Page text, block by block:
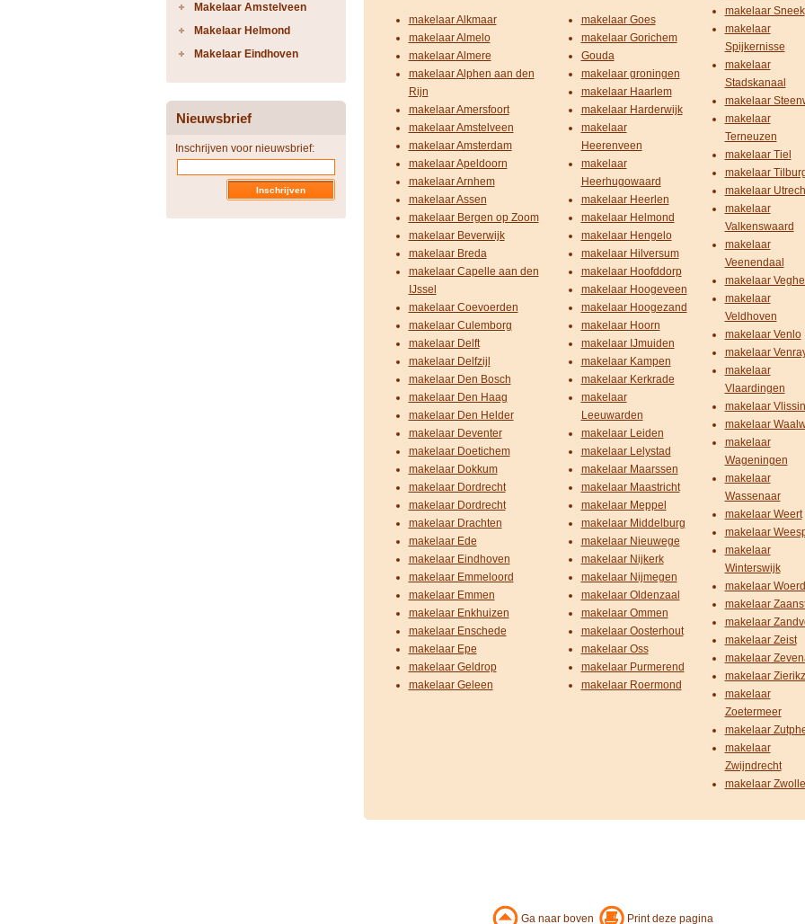
Makelaar Amstelveen
Makelaar Helmond
Makelaar Eindhoven
Nieuwsbrief
Inschrijven voor nieuwsbrief:
makelaar Alkmaar
makelaar Almelo
makelaar Almere
makelaar Alphen aan den
Rijn
makelaar Amersfoort
makelaar Amstelveen
makelaar Amsterdam
makelaar Apeldoorn
makelaar Arnhem
makelaar Assen
makelaar Bergen op Zoom
makelaar Beverwijk
makelaar Breda
makelaar Capelle aan den
IJssel
makelaar Coevoerden
makelaar Culemborg
makelaar Delft
makelaar Delfzijl
makelaar Den Bosch
makelaar Den Haag
makelaar Den Helder
makelaar Deventer
makelaar Doetichem
makelaar Dokkum
makelaar Dordrecht
makelaar Dordrecht
makelaar Drachten
makelaar Ede
makelaar Eindhoven
makelaar Emmeloord
makelaar Emmen
makelaar Enkhuizen
makelaar Enschede
makelaar Epe
makelaar Geldrop
makelaar Geleen
makelaar Goes
makelaar Gorichem
Gouda
makelaar groningen
makelaar Haarlem
makelaar Harderwijk
makelaar
Heerenveen
makelaar
Heerhugowaard
makelaar Heerlen
makelaar Helmond
makelaar Hengelo
makelaar Hilversum
makelaar Hoofddorp
makelaar Hoogeveen
makelaar Hoogezand
makelaar Hoorn
makelaar IJmuiden
makelaar Kampen
makelaar Kerkrade
makelaar
Leeuwarden
makelaar Leiden
makelaar Lelystad
makelaar Maarssen
makelaar Maastricht
makelaar Meppel
makelaar Middelburg
makelaar Nieuwege
makelaar Nijkerk
makelaar Nijmegen
makelaar Oldenzaal
makelaar Ommen
makelaar Oosterhout
makelaar Oss
makelaar Purmerend
makelaar Roermond
makelaar Sneek
makelaar
Spijkernisse
makelaar
Stadskanaal
makelaar
makelaar
Terneuzen
makelaar Tiel
makelaar
makelaar
makelaar
Valkenswaard
makelaar
Veenendaal
makelaar
makelaar
Veldhoven
makelaar Venlo
makelaar
makelaar
Vlaardingen
makelaar
makelaar
makelaar
Wageningen
makelaar
Wassenaar
makelaar Weert
makelaar
makelaar
Winterswijk
makelaar
makelaar
makelaar
makelaar Zeist
makelaar
makelaar
makelaar
Zoetermeer
makelaar
makelaar
Zwijndrecht
makelaar Zwolle
Ga naar boven Print deze pagina